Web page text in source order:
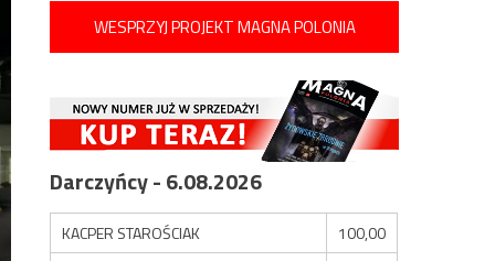
WESPRZYJ PROJEKT MAGNA POLONIA
Darczyńcy - 6.08.2026
KACPER STAROŚCIAK
100,00